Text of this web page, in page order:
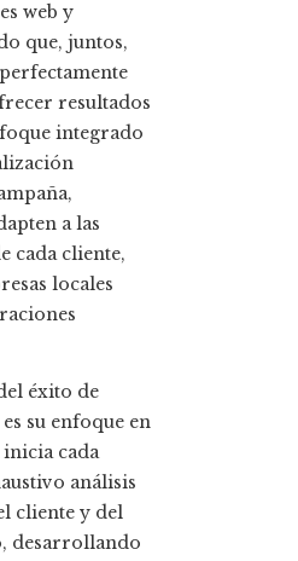
web y
que, juntos,
resultados
integrado
a las
cada cliente,
locales
éxito de
su enfoque en
inicia cada
análisis
cliente y del
desarrollando